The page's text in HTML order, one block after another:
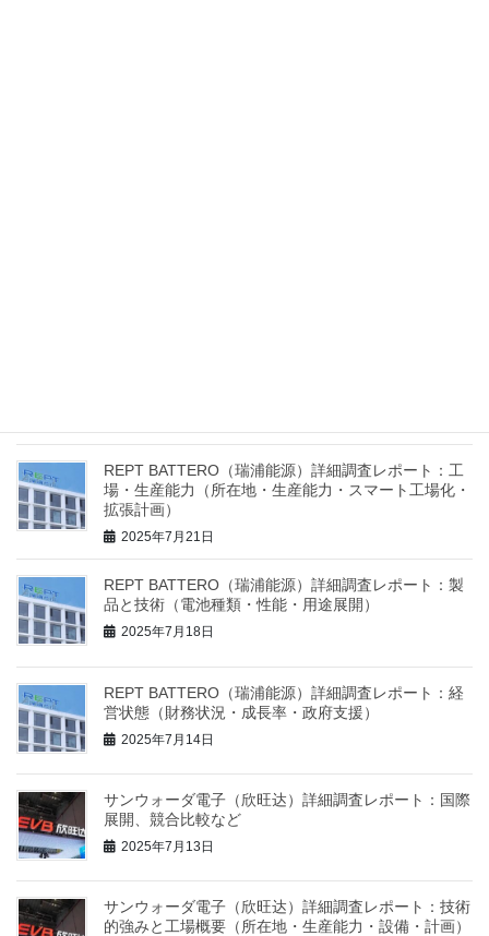
REPT BATTERO（瑞浦能源）詳細調査レポート：工
場・生産能力（所在地・生産能力・スマート工場化・
拡張計画）
2025年7月21日
REPT BATTERO（瑞浦能源）詳細調査レポート：製
品と技術（電池種類・性能・用途展開）
2025年7月18日
REPT BATTERO（瑞浦能源）詳細調査レポート：経
営状態（財務状況・成長率・政府支援）
2025年7月14日
サンウォーダ電子（欣旺达）詳細調査レポート：国際
展開、競合比較など
2025年7月13日
サンウォーダ電子（欣旺达）詳細調査レポート：技術
的強みと工場概要（所在地・生産能力・設備・計画）